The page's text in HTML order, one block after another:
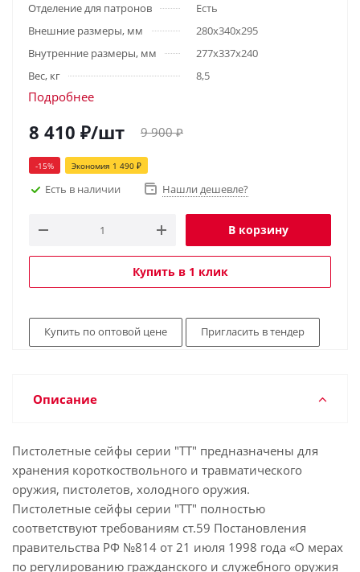
Отделение для патронов
Есть
Внешние размеры, мм
280х340х295
Внутренние размеры, мм
277х337х240
Вес, кг
8,5
Подробнее
8 410 ₽/шт 9 900₽
-15% Экономия 1 490 ₽
Есть в наличии Нашли дешевле?
В корзину
Купить в 1 клик
Купить по оптовой цене Пригласить в тендер
Описание
Пистолетные сейфы серии "ТТ" предназначены для
хранения короткоствольного и травматического
оружия, пистолетов, холодного оружия.
Пистолетные сейфы серии "ТТ" полностью
соответствуют требованиям ст.59 Постановления
правительства РФ №814 от 21 июля 1998 года «О мерах
по регулированию гражданского и служебного оружия